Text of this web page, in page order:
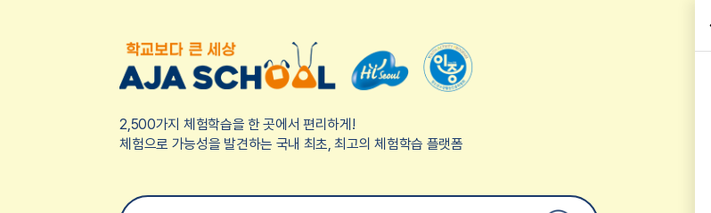
2,500가지 체험학습을 한 곳에서 편리하게!
체험으로 가능성을 발견하는 국내 최초, 최고의 체험학습 플랫폼